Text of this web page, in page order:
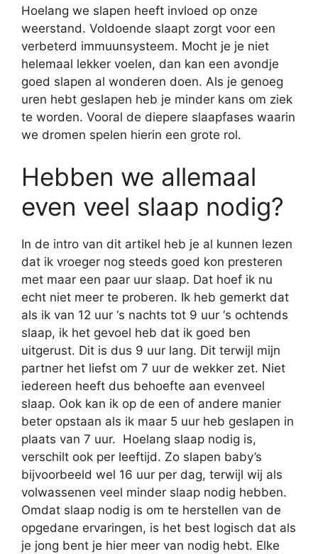
Hoelang we slapen heeft invloed op onze
weerstand. Voldoende slaapt zorgt voor een
verbeterd immuunsysteem. Mocht je je niet
helemaal lekker voelen, dan kan een avondje
goed slapen al wonderen doen. Als je genoeg
uren hebt geslapen heb je minder kans om ziek
te worden. Vooral de diepere slaapfases waarin
we dromen spelen hierin een grote rol.
Hebben we allemaal
even veel slaap nodig?
In de intro van dit artikel heb je al kunnen lezen
dat ik vroeger nog steeds goed kon presteren
met maar een paar uur slaap. Dat hoef ik nu
echt niet meer te proberen. Ik heb gemerkt dat
als ik van 12 uur ‘s nachts tot 9 uur ‘s ochtends
slaap, ik het gevoel heb dat ik goed ben
uitgerust. Dit is dus 9 uur lang. Dit terwijl mijn
partner het liefst om 7 uur de wekker zet. Niet
iedereen heeft dus behoefte aan evenveel
slaap. Ook kan ik op de een of andere manier
beter opstaan als ik maar 5 uur heb geslapen in
plaats van 7 uur. Hoelang slaap nodig is,
verschilt ook per leeftijd. Zo slapen baby’s
bijvoorbeeld wel 16 uur per dag, terwijl wij als
volwassenen veel minder slaap nodig hebben.
Omdat slaap nodig is om te herstellen van de
opgedane ervaringen, is het best logisch dat als
je jong bent je hier meer van nodig hebt. Elke